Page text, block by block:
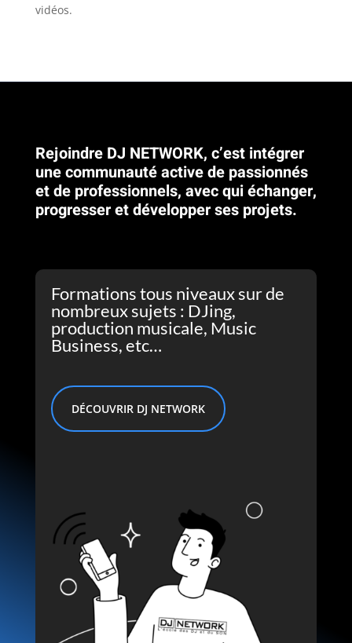
vidéos.
Rejoindre DJ NETWORK, c’est intégrer
une communauté active de passionnés
et de professionnels, avec qui échanger,
progresser et développer ses projets.
Formations tous niveaux sur de
nombreux sujets : DJing,
production musicale, Music
Business, etc…
DÉCOUVRIR DJ NETWORK